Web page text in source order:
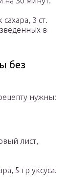
3 ст.
в
без
нужны:
лист,
5 гр уксуса.